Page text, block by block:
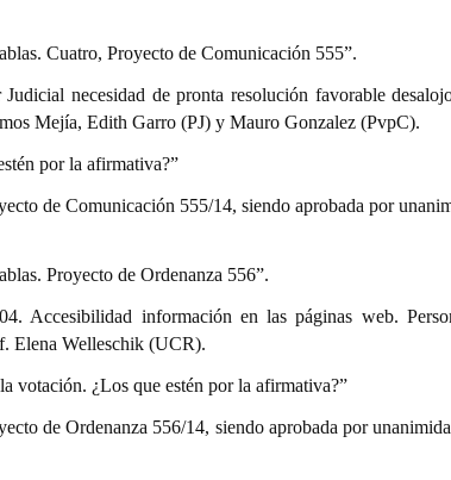
Cuatro, Proyecto de Comunicación 555”.
necesidad de pronta resolución favorable
Mejía, Edith Garro (PJ) y Mauro Gonzalez (PvpC).
por la afirmativa?”
de Comunicación 555/14, siendo aprobada por
Proyecto de Ordenanza 556”.
Accesibilidad información en las páginas web.
Elena Welleschik (UCR).
votación. ¿Los que estén por la afirmativa?”
de Ordenanza 556/14, siendo aprobada por